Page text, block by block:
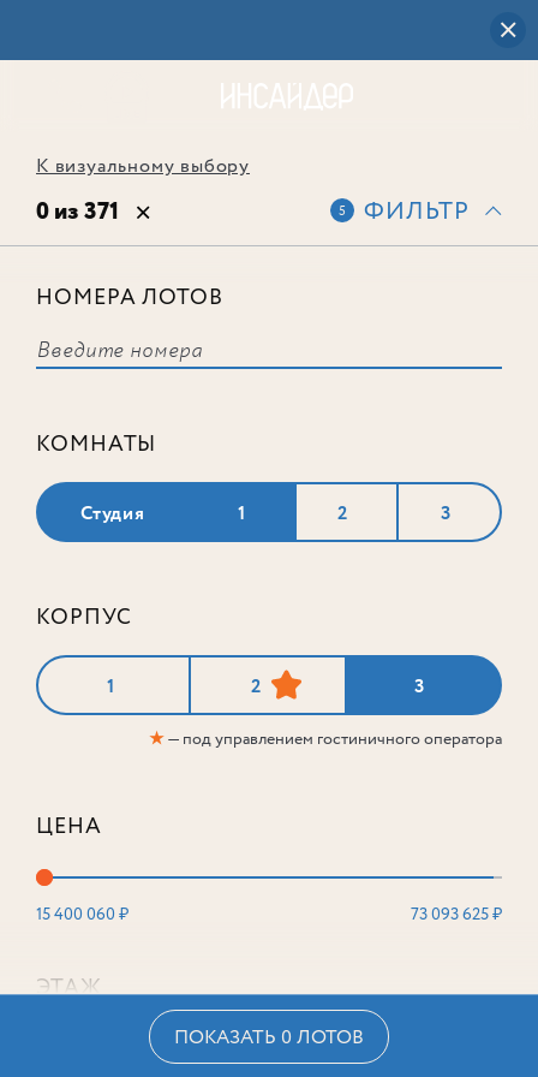
К визуальному выбору
0 из 371 5 ФИЛЬТР
НОМЕРА ЛОТОВ
КОМНАТЫ
Студия 1 2 3
КОРПУС
1 2 3
★— под управлением гостиничного оператора
ЦЕНА
15 400 060 ₽ 73 093 625 ₽
ЭТАЖ
ПОКАЗАТЬ 0 ЛОТОВ
соответствует ни одного лота